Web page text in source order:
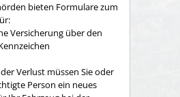
bieten Formulare zum
Versicherung über den
Verlust müssen Sie oder
Person ein neues